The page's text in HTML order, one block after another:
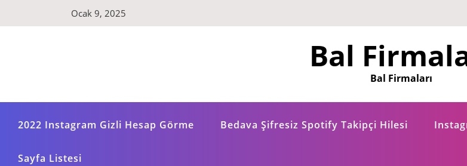
Ocak 9, 2025
Bal
Bal Firmaları
2022 Instagram Gizli Hesap Görme Bedava Şifresiz Spotify Takipçi Hilesi
Sayfa Listesi